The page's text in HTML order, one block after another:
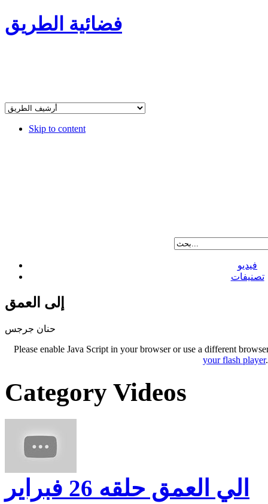
فضائية الطريق
Skip to content
فيديو
تصنيفات
إلى العمق
حنان جرجس
Please enable Java Script in your browser or use a different
your flash player.
Category Videos
الي العمق حلقه 26 فبراير